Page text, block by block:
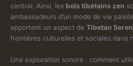
central. Ainsi, les bols tibétains zen
ambassadeurs d’un mode de vie
apportent un aspect deTibetan
frontières culturelles et sociales dans
Une exploration sonore : comment